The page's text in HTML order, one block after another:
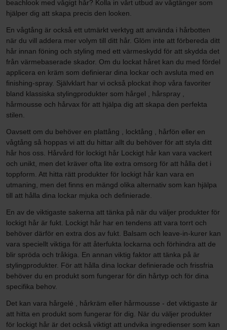
beachlook med vågigt hår? Kolla in vårt utbud av vågtänger som
hjälper dig att skapa precis den looken.
En vågtång är också ett utmärkt verktyg att använda i hårbotten
när du vill addera mer volym till ditt hår. Glöm inte att förbereda ditt
hår innan föning och styling med ett värmeskydd för att skydda det
från värmebaserade skador. Om du lockat håret kan du med fördel
applicera en kräm som definierar dina lockar och avsluta med en
finishing-spray. Självklart har vi också plockat ihop våra favoriter
bland klassiska stylingprodukter som hårgel , hårspray ,
hårmousse och hårvax för att hjälpa dig att skapa den perfekta
stilen.
Oavsett om du behöver en plattång , locktång , hårfön eller en
vågtång så hoppas vi att du hittar allt du behöver för att styla ditt
hår hos oss. Hårvård för lockigt hår Lockigt hår kan vara vackert
och unikt, men det kräver ofta lite extra omsorg för att hålla det i
toppform. Att hitta rätt produkter för lockigt hår kan vara en
utmaning, men det finns en mängd olika alternativ som kan hjälpa
till att hålla dina lockar mjuka och definierade.
En av de viktigaste sakerna att tänka på när du väljer produkter för
lockigt hår är fukt. Lockigt hår har en tendens att vara torrt och
behöver därför en extra dos av fukt. Balsam och leave-in-kurer kan
vara speciellt viktiga för att återfukta lockarna och förhindra att de
blir spröda och tråkiga. En annan viktig faktor att tänka på är
stylingprodukter. För att hålla dina lockar definierade och frissfria
behöver du en produkt som fungerar för din hårtyp och för dina
specifika behov.
Det kan vara hårgelé , hårkräm eller hårmousse - det viktigaste är
att hitta en produkt som fungerar för dig. När du väljer produkter
för lockigt hår är det också viktigt att undvika ingredienser som kan